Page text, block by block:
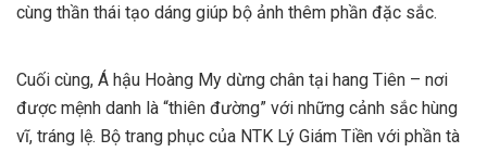
cùng thần thái tạo dáng giúp bộ ảnh thêm phần đặc sắc.
Cuối cùng, Á hậu Hoàng My dừng chân tại hang Tiên – nơi
được mệnh danh là “thiên đường” với những cảnh sắc hùng
vĩ, tráng lệ. Bộ trang phục của NTK Lý Giám Tiền với phần tà